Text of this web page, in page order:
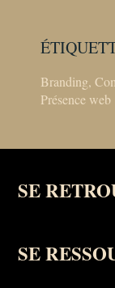
Branding,
Présence web
SE
SE